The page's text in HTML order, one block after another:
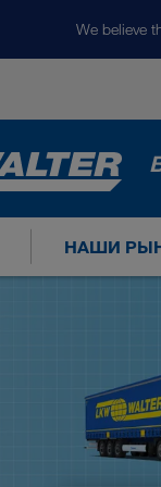
We believe
НАШИ